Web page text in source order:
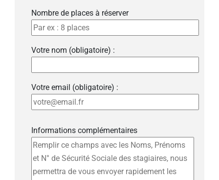
Nombre de places à réserver
Votre nom (obligatoire) :
Votre email (obligatoire) :
Informations complémentaires